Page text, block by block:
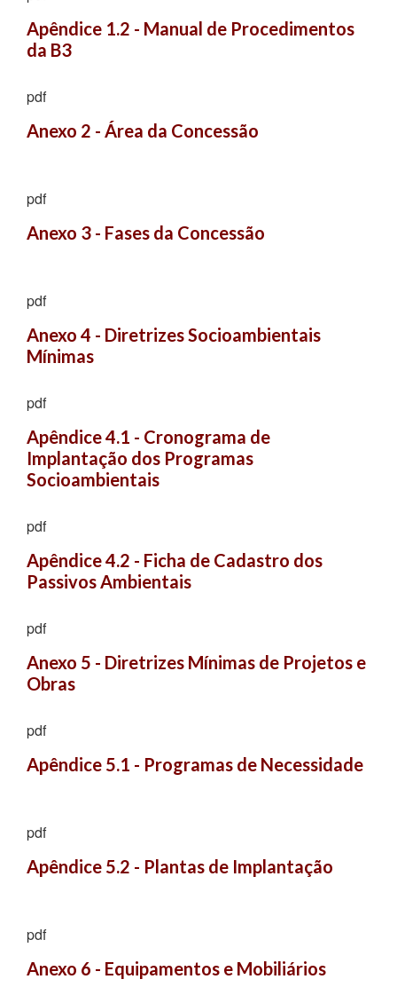
Apêndice 1.2 - Manual de Procedimentos
da B3
pdf
Anexo 2 - Área da Concessão
pdf
Anexo 3 - Fases da Concessão
pdf
Anexo 4 - Diretrizes Socioambientais
Mínimas
pdf
Apêndice 4.1 - Cronograma de
Implantação dos Programas
Socioambientais
pdf
Apêndice 4.2 - Ficha de Cadastro dos
Passivos Ambientais
pdf
Anexo 5 - Diretrizes Mínimas de Projetos e
Obras
pdf
Apêndice 5.1 - Programas de Necessidade
pdf
Apêndice 5.2 - Plantas de Implantação
pdf
Anexo 6 - Equipamentos e Mobiliários